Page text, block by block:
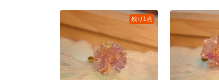
残り1点